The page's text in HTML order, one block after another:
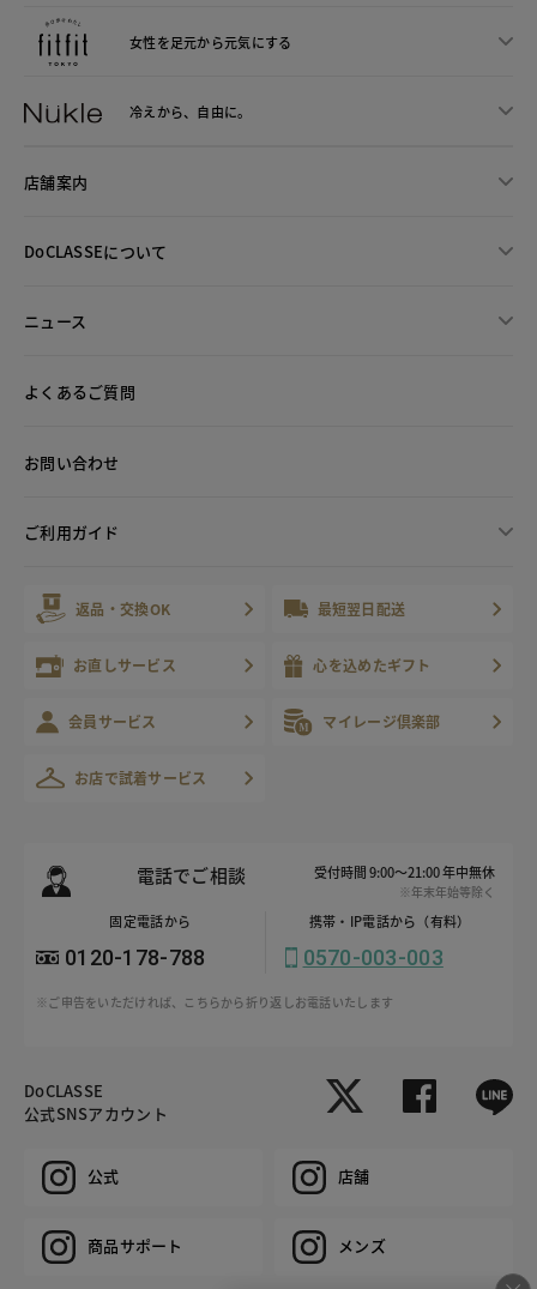
女性を足元から元気にする
冷えから、 自由に。
店舗案内
DoCLASSEについて
ニュース
よくあるご質問
お問い合わせ
ご利用ガイド
返品・交換OK 最短翌日配送
お直しサービス 心を込めたギフト
会員サービス マイレージ倶楽部
お店で試着サービス
電話でご相談 受付時間 9:00～21:00 年中無休
※年末年始等除く
固定電話から
0120-178-788
携帯・IP電話から（有料）
0570-003-003
※ご申告をいただければ、こちらから折り返しお電話いたします
DoCLASSE
公式SNSアカウント
公式 店舗
商品サポート メンズ